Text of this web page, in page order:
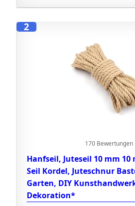
2
170 Bewertungen
Hanfseil, Juteseil 10 mm 10
Seil Kordel, Juteschnur
Garten, DIY
Dekoration*